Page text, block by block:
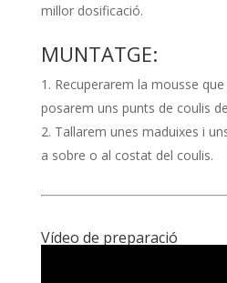
millor dosificació.
MUNTATGE:
Recuperarem la mousse
posarem uns punts de coulis
Tallarem unes maduixes i
a sobre o al costat del coulis.
Vídeo de preparació